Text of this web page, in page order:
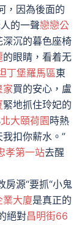
，因為後面的
的一聲戀戀公
深沉的暮色座椅
的眼睛，看着无
丁堡羅馬區東
家買的安心，盧
緊地抓住玲妃的
北大頤荷園 時熱
扣你薪水。”
孝第一站去醒
房源“要抓“小鬼
業大廈是真正的
絕對昌明街66